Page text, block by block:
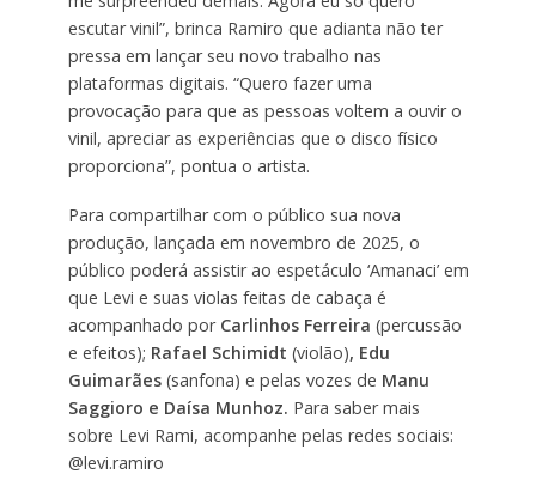
escutar vinil”, brinca Ramiro que adianta não ter
pressa em lançar seu novo trabalho nas
plataformas digitais. “Quero fazer uma
provocação para que as pessoas voltem a ouvir o
vinil, apreciar as experiências que o disco físico
proporciona”, pontua o artista.
Para compartilhar com o público sua nova
produção, lançada em novembro de 2025, o
público poderá assistir ao espetáculo ‘Amanaci’ em
que Levi e suas violas feitas de cabaça é
acompanhado por Carlinhos Ferreira (percussão
e efeitos); Rafael Schimidt (violão), Edu
Guimarães (sanfona) e pelas vozes de Manu
Saggioro e Daísa Munhoz. Para saber mais
sobre Levi Rami, acompanhe pelas redes sociais:
@levi.ramiro